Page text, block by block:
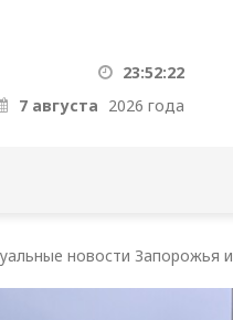
23:52:23
7 августа 2026 года
новости Запорожья